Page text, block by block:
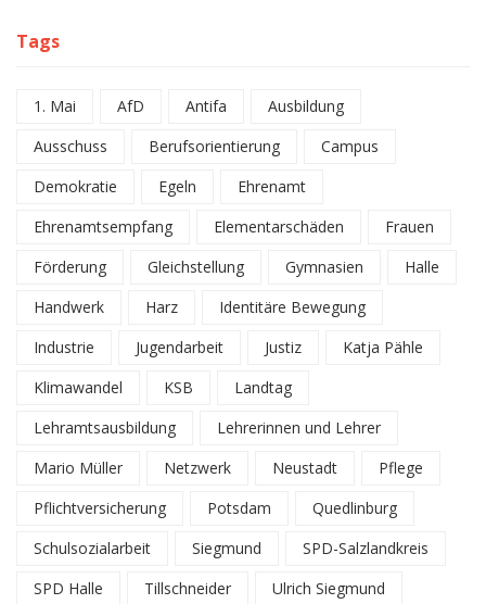
Tags
1. Mai AfD Antifa
Ausbildung
Ausschuss
Berufsorientierung
Campus
Demokratie
Egeln
Ehrenamt
Ehrenamtsempfang
Elementarschäden
Frauen
Förderung
Gleichstellung Gymnasien
Halle
Handwerk
Harz
Identitäre Bewegung
Industrie
Jugendarbeit Justiz
Katja Pähle
Klimawandel
KSB
Landtag
Lehramtsausbildung
Lehrerinnen und Lehrer
Mario Müller
Netzwerk Neustadt
Pflege
Pflichtversicherung
Potsdam
Quedlinburg
Schulsozialarbeit
Siegmund
SPD-Salzlandkreis
SPD Halle
Tillschneider Ulrich Siegmund